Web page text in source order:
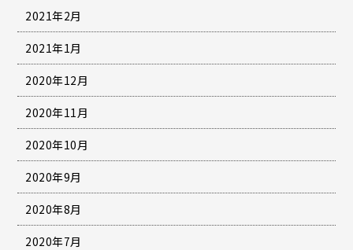
2021年2月
2021年1月
2020年12月
2020年11月
2020年10月
2020年9月
2020年8月
2020年7月